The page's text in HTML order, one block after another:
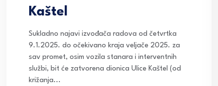
Kaštel
Sukladno najavi izvođača radova od četvrtka
9.1.2025. do očekivano kraja veljače 2025. za
sav promet, osim vozila stanara i interventnih
službi, bit će zatvorena dionica Ulice Kaštel (od
križanja...